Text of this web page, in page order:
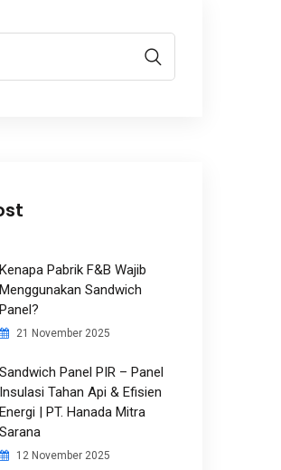
Kenapa Pabrik F&B Wajib
Menggunakan Sandwich
Panel?
21 November 2025
Sandwich Panel PIR – Panel
Insulasi Tahan Api & Efisien
Energi | PT. Hanada Mitra
Sarana
12 November 2025